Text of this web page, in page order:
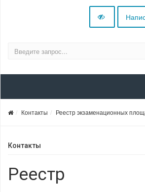
Контакты Реестр экзаменационных
Контакты
Реестр